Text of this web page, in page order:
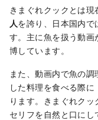
きまぐれクックとは
人を誇り、日本国内
す。主に魚を扱う動画
博しています。
また、動画内で魚の
した料理を食べる際
ります。きまぐれク
セリフを自然と口に